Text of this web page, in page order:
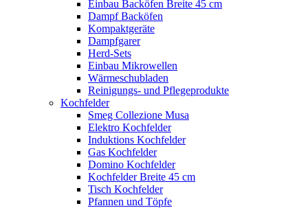
Einbau Backöfen Breite 45 cm
Dampf Backöfen
Kompaktgeräte
Dampfgarer
Herd-Sets
Einbau Mikrowellen
Wärmeschubladen
Reinigungs- und Pflegeprodukte
Kochfelder
Smeg Collezione Musa
Elektro Kochfelder
Induktions Kochfelder
Gas Kochfelder
Domino Kochfelder
Kochfelder Breite 45 cm
Tisch Kochfelder
Pfannen und Töpfe